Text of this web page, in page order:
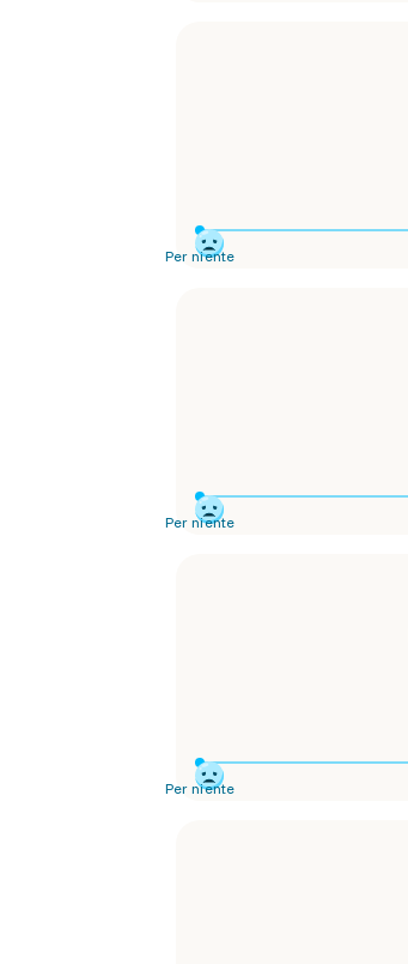
Per niente
Per niente
Per niente